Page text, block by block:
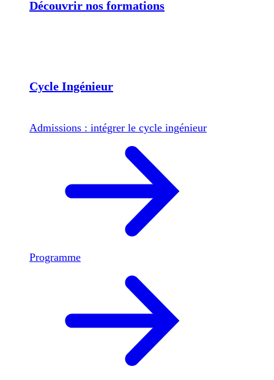
Découvrir nos formations
Cycle Ingénieur
Admissions : intégrer le cycle ingénieur
Programme